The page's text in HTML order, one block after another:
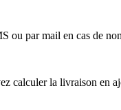
ou par mail en cas de
calculer la livraison en